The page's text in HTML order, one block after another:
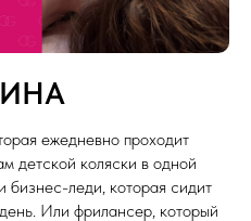
ежедневно проходит
детской коляски в одной
леди, которая сидит
Или фрилансер, который